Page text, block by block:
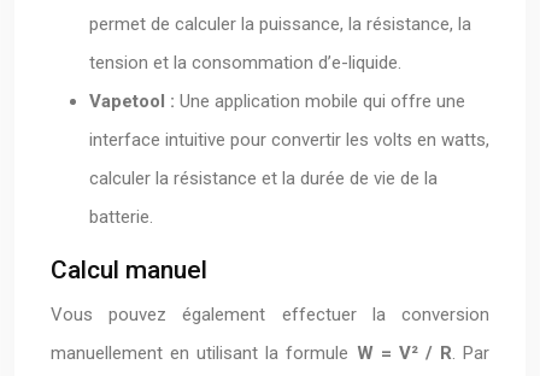
permet de calculer la puissance, la résistance, la
tension et la consommation d’e-liquide.
Vapetool : Une application mobile qui offre une
interface intuitive pour convertir les volts en watts,
calculer la résistance et la durée de vie de la
batterie.
Calcul manuel
Vous pouvez également effectuer la conversion
manuellement en utilisant la formule W = V² / R. Par